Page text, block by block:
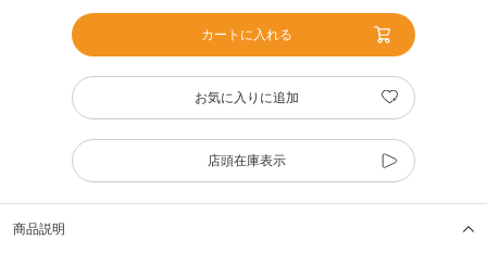
カートに入れる
お気に入りに追加
店頭在庫表示
商品説明